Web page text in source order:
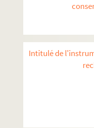
Intitulé de
2e
4e arrondissement
Le Bistrot
Café
Cathédrale